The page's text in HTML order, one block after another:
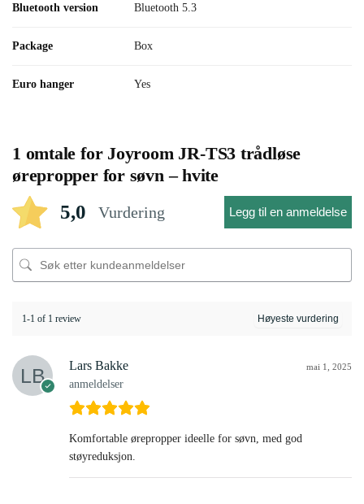
Bluetooth version Bluetooth 5.3
Package Box
Euro hanger Yes
1 omtale for Joyroom JR-TS3 trådløse
ørepropper for søvn – hvite
5,0 Vurdering Legg til en anmeldelse
1-1 of 1 review
Lars Bakke
anmeldelser
mai 1, 2025
Komfortable ørepropper ideelle for søvn, med god
støyreduksjon.